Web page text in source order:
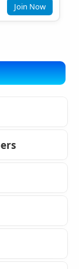
Join Now